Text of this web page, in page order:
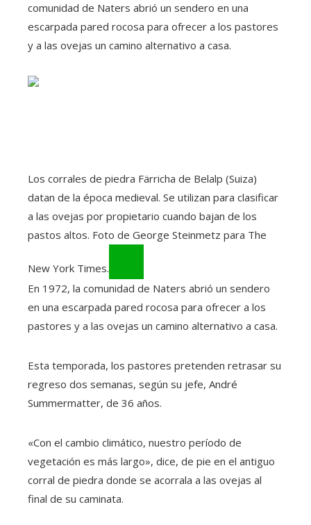
comunidad de Naters abrió un sendero en una
escarpada pared rocosa para ofrecer a los pastores
y a las ovejas un camino alternativo a casa.
Los corrales de piedra Färricha de Belalp (Suiza)
datan de la época medieval. Se utilizan para clasificar
a las ovejas por propietario cuando bajan de los
pastos altos. Foto de George Steinmetz para The
New York Times.
En 1972, la comunidad de Naters abrió un sendero
en una escarpada pared rocosa para ofrecer a los
pastores y a las ovejas un camino alternativo a casa.
Esta temporada, los pastores pretenden retrasar su
regreso dos semanas, según su jefe, André
Summermatter, de 36 años.
«Con el cambio climático, nuestro período de
vegetación es más largo», dice, de pie en el antiguo
corral de piedra donde se acorrala a las ovejas al
final de su caminata.